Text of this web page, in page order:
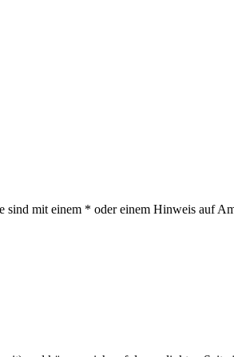
sind mit einem * oder einem Hinweis auf